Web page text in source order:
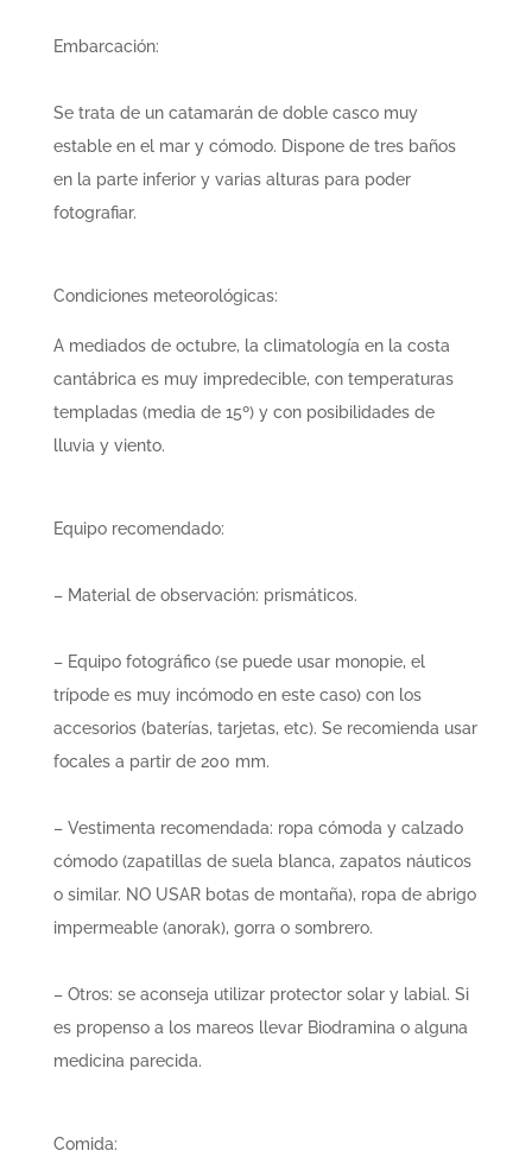
Embarcación:
Se trata de un catamarán de doble casco muy
estable en el mar y cómodo. Dispone de tres baños
en la parte inferior y varias alturas para poder
fotografiar.
Condiciones meteorológicas:
A mediados de octubre, la climatología en la costa
cantábrica es muy impredecible, con temperaturas
templadas (media de 15º) y con posibilidades de
lluvia y viento.
Equipo recomendado:
– Material de observación: prismáticos.
– Equipo fotográfico (se puede usar monopie, el
trípode es muy incómodo en este caso) con los
accesorios (baterías, tarjetas, etc). Se recomienda usar
focales a partir de 200 mm.
– Vestimenta recomendada: ropa cómoda y calzado
cómodo (zapatillas de suela blanca, zapatos náuticos
o similar. NO USAR botas de montaña), ropa de abrigo
impermeable (anorak), gorra o sombrero.
– Otros: se aconseja utilizar protector solar y labial. Si
es propenso a los mareos llevar Biodramina o alguna
medicina parecida.
Comida: